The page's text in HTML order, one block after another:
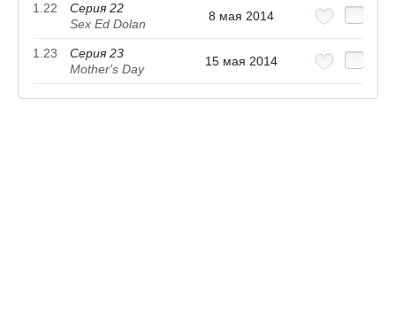
1.22
Серия 22
Sex Ed Dolan
8 мая 2014
1.23
Серия 23
Mother's Day
15 мая 2014